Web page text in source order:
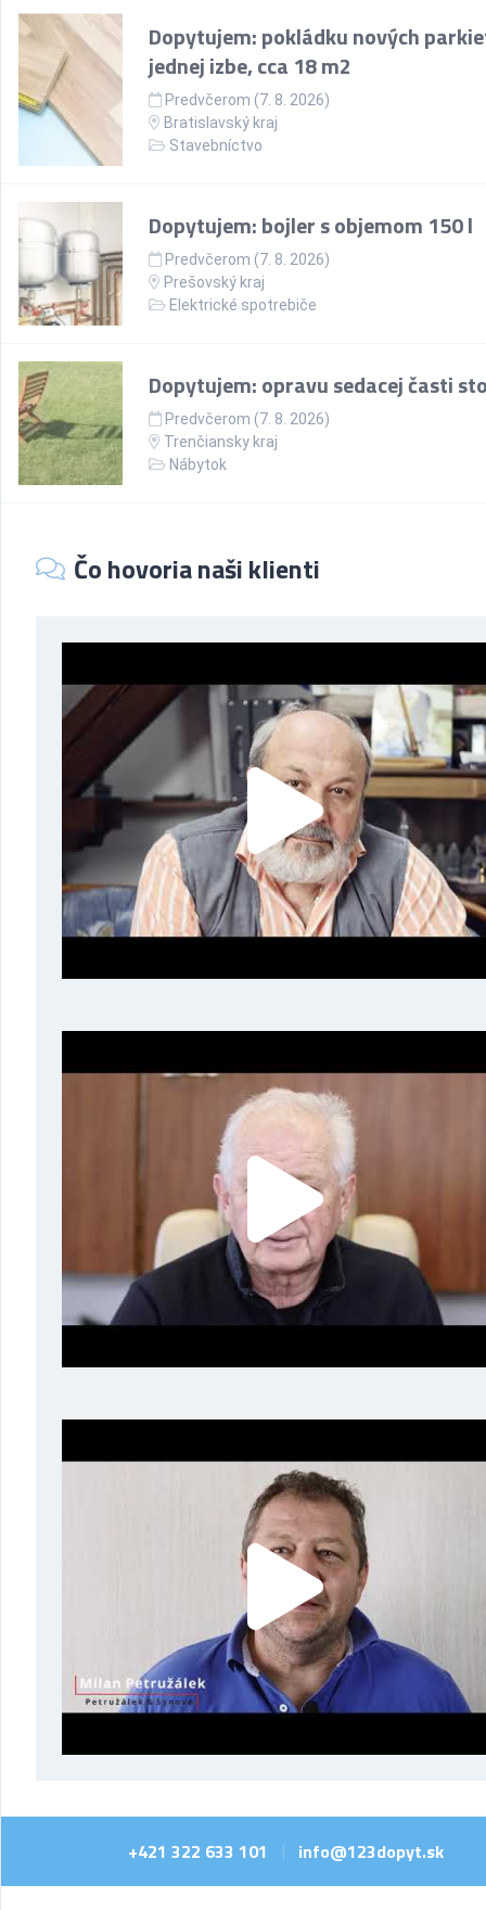
Dopytujem: pokládku nových
jednej izbe, cca 18 m2
Predvčerom (7. 8. 2026)
Bratislavský kraj
Stavebníctvo
Dopytujem: bojler s objemom 150 l
Predvčerom (7. 8. 2026)
Prešovský kraj
Elektrické spotrebiče
Dopytujem: opravu sedacej časti
Predvčerom (7. 8. 2026)
Trenčiansky kraj
Nábytok
Čo hovoria naši klienti
+421 322 633 101 info@123dopyt.sk